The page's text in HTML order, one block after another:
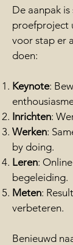
De aanpak is
proefproject
voor stap er
doen:
Keynote:
Inrichten:
Werken:
by doing.
Leren:
begeleiding.
Meten:
verbeteren.
Benieuwd